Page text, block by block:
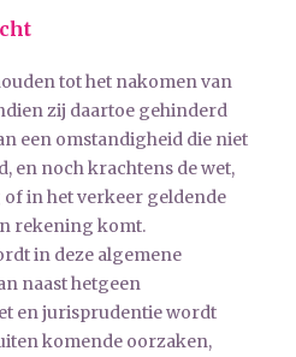
tot het nakomen van
zij daartoe gehinderd
een omstandigheid die niet
en noch krachtens de wet,
in het verkeer geldende
rekening komt.
in deze algemene
naast hetgeen
en jurisprudentie wordt
komende oorzaken,